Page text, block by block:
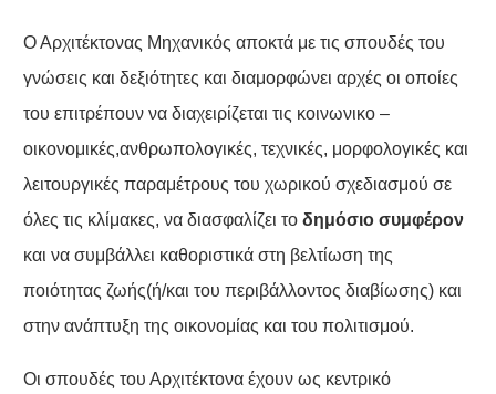
Ο Αρχιτέκτονας Μηχανικός αποκτά με τις σπουδές του
γνώσεις και δεξιότητες και διαμορφώνει αρχές οι οποίες
του επιτρέπουν να διαχειρίζεται τις κοινωνικο –
οικονομικές,ανθρωπολογικές, τεχνικές, μορφολογικές και
λειτουργικές παραμέτρους του χωρικού σχεδιασμού σε
όλες τις κλίμακες, να διασφαλίζει το δημόσιο συμφέρον
και να συμβάλλει καθοριστικά στη βελτίωση της
ποιότητας ζωής(ή/και του περιβάλλοντος διαβίωσης) και
στην ανάπτυξη της οικονομίας και του πολιτισμού.
Οι σπουδές του Αρχιτέκτονα έχουν ως κεντρικό